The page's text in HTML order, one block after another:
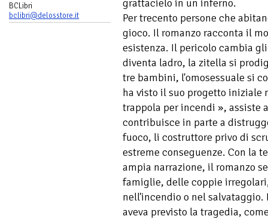
BCLibri
bclibri@delosstore.it
grattacielo in un inferno.
Per trecento persone che
gioco. Il romanzo racconta il
esistenza. Il pericolo cambia
diventa ladro, la zitella si
tre bambini, l'omosessuale si
ha visto il suo progetto iniziale
trappola per incendi », assiste
contribuisce in parte a
fuoco, li costruttore privo di
estreme conseguenze. Con la
ampia narrazione, il romanzo
famiglie, delle coppie
nell'incendio o nel
aveva previsto la tragedia,